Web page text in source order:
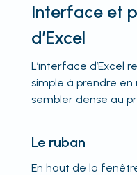
Interface et
d’Excel
L’interface d’Excel
simple à prendre
sembler dense au
Le ruban
En haut de la